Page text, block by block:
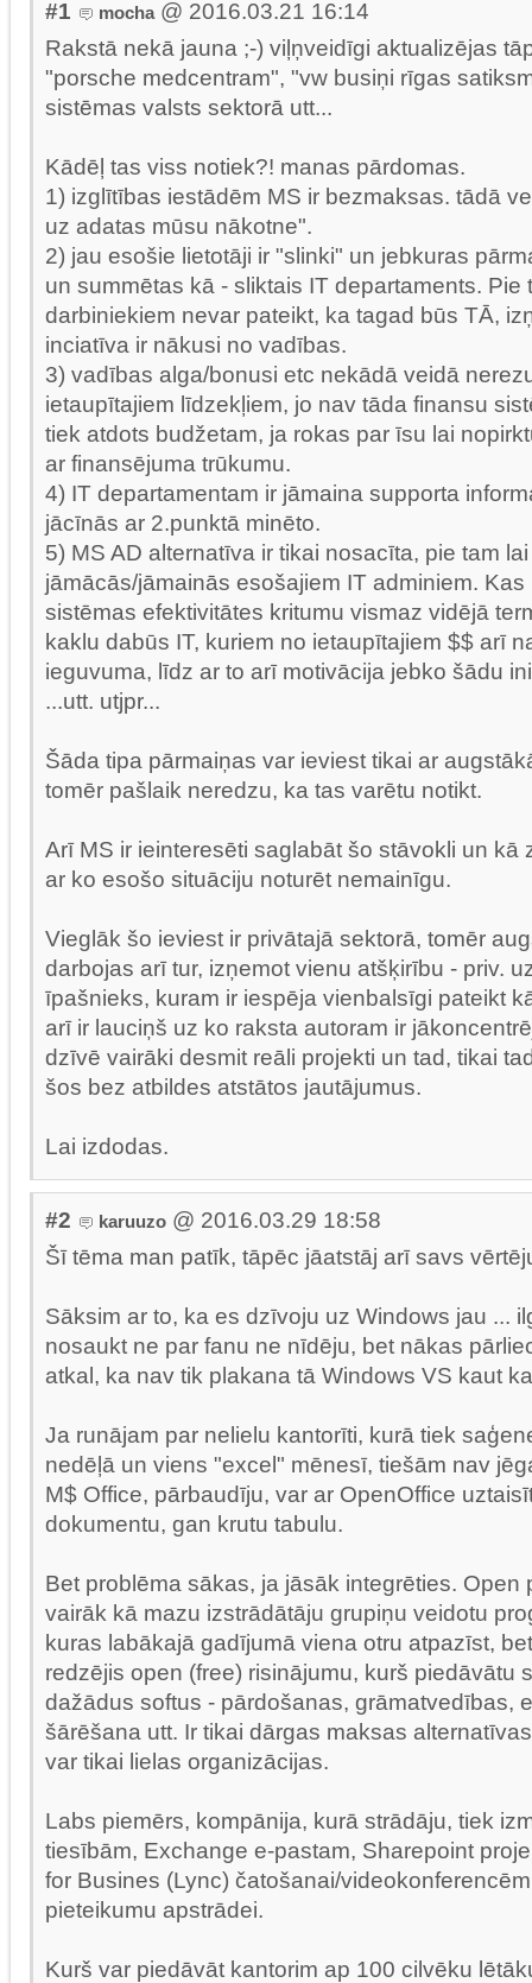
#1 mocha @ 2016.03.21 16:14
Rakstā nekā jauna ;-) viļņveidīgi aktualizējas
"porsche medcentram", "vw busiņi rīgas
sistēmas valsts sektorā utt...
Kādēļ tas viss notiek?! manas pārdomas.
1) izglītības iestādēm MS ir bezmaksas. tādā
uz adatas mūsu nākotne".
2) jau esošie lietotāji ir "slinki" un jebkuras
un summētas kā - sliktais IT departaments. Pie
darbiniekiem nevar pateikt, ka tagad būs TĀ,
inciatīva ir nākusi no vadības.
3) vadības alga/bonusi etc nekādā veidā
ietaupītajiem līdzekļiem, jo nav tāda finansu
tiek atdots budžetam, ja rokas par īsu lai
ar finansējuma trūkumu.
4) IT departamentam ir jāmaina supporta
jācīnās ar 2.punktā minēto.
5) MS AD alternatīva ir tikai nosacīta, pie tam
jāmācās/jāmainās esošajiem IT adminiem.
sistēmas efektivitātes kritumu vismaz vidējā
kaklu dabūs IT, kuriem no ietaupītajiem $$ arī
ieguvuma, līdz ar to arī motivācija jebko šādu
...utt. utjpr...
Šāda tipa pārmaiņas var ieviest tikai ar
tomēr pašlaik neredzu, ka tas varētu notikt.
Arī MS ir ieinteresēti saglabāt šo stāvokli un kā
ar ko esošo situāciju noturēt nemainīgu.
Vieglāk šo ieviest ir privātajā sektorā, tomēr
darbojas arī tur, izņemot vienu atšķirību - priv.
īpašnieks, kuram ir iespēja vienbalsīgi pateikt
arī ir lauciņš uz ko raksta autoram ir
dzīvē vairāki desmit reāli projekti un tad, tikai
šos bez atbildes atstātos jautājumus.
Lai izdodas.
#2 karuuzo @ 2016.03.29 18:58
Šī tēma man patīk, tāpēc jāatstāj arī savs
Sāksim ar to, ka es dzīvoju uz Windows jau ...
nosaukt ne par fanu ne nīdēju, bet nākas
atkal, ka nav tik plakana tā Windows VS kaut
Ja runājam par nelielu kantorīti, kurā tiek
nedēļā un viens "excel" mēnesī, tiešām nav
M$ Office, pārbaudīju, var ar OpenOffice
dokumentu, gan krutu tabulu.
Bet problēma sākas, ja jāsāk integrēties. Open
vairāk kā mazu izstrādātāju grupiņu veidotu
kuras labākajā gadījumā viena otru atpazīst,
redzējis open (free) risinājumu, kurš piedāvātu
dažādus softus - pārdošanas, grāmatvedības,
šārēšana utt. Ir tikai dārgas maksas
var tikai lielas organizācijas.
Labs piemērs, kompānija, kurā strādāju, tiek
tiesībām, Exchange e-pastam, Sharepoint
for Busines (Lync) čatošanai/
pieteikumu apstrādei.
Kurš var piedāvāt kantorim ap 100 cilvēku